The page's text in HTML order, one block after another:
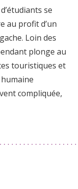
se
au profit d’un
Loin des
plonge au
touristiques et
compliquée,